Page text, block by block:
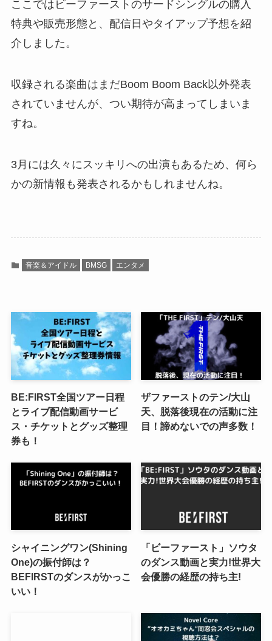
ここではビーファーストのサードシングルの購入
特典や販売形態と、配信日やタイアップ予想を紹
介しました。
収録される楽曲はまだBoom Boom Back以外発表
されていませんが、つい期待が高まってしまいま
すね。
3月には久々にスッキリへの出演もあるため、何ら
かの新情報も発表されるかもしれませんね。
音楽＆アイドル BMSG エンタメ
BE:FIRST全国ツアー日程
とライブ配信動画サービ
ス・チケットとグッズ整理
券も！
ザファーストのテン/大山
天、脱落後現在の活動に注
目！諦めないでの声多数！
シャイニングワン(Shining
One)の振付師は？
BEFIRSTのダンスがかっこ
いい！
「ビーファースト」ソウタ
のダンス動画と実力!世界大
会優勝の経歴の持ち主!